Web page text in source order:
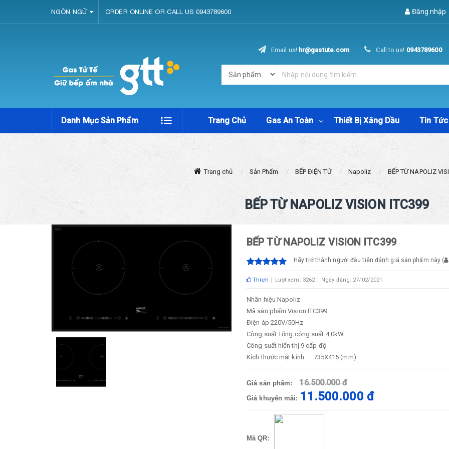
NGÔN NGỮ ORDER ONLINE OR CALL US 0943789600 Đăng nhập
Email us! hr@gastute.com Call to us! 0943789600
Danh Mục Sản Phẩm Trang Chủ Gas An Toàn Thiết Bị Xăng Dầu Tin Tức
Trang chủ Sản Phẩm BẾP ĐIỆN TỪ Napoliz BẾP TỪ NAPOLIZ
BẾP TỪ NAPOLIZ VISION ITC399
BẾP TỪ NAPOLIZ VISION ITC399
Hãy trở thành người đầu tiên đánh giá sản phẩm này (
Thích Lượt xem: 3262 Ngày đăng: 27/02/2021
Nhãn hiệu Napoliz
Mã sản phẩm Vision ITC399
Điện áp 220V/50Hz
Công suất Tổng công suất 4,0kW.
Công suất hiển thị 9 cấp độ
Kích thước mặt kính
735X415 (mm).
Giá sản phẩm: 16.500.000 đ
Giá khuyến mãi: 11.500.000 đ
Mã QR: